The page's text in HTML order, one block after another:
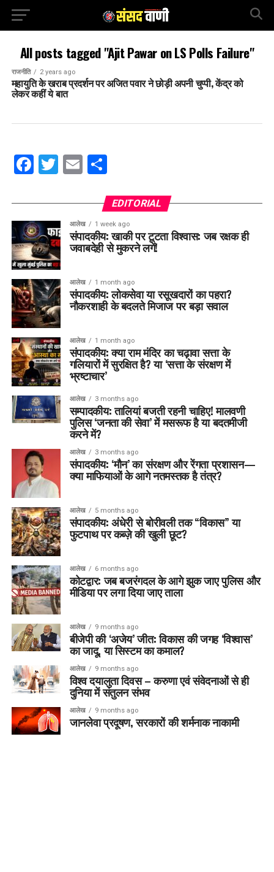
All posts tagged "Ajit Pawar on LS Polls Failure"
राजनीति 2 years ago
महायुति के खराब प्रदर्शन पर अजित पवार ने छोड़ी अपनी चुप्पी, केंद्र को
लेकर कहीं ये बात
Facebook
Twitter
EmailShare
EDITORIAL
आलेख 1 week ago
संपादकीय: खाकी पर टूटता विश्वास: जब रक्षक ही
जवाबदेही से मुकरने लगें!
आलेख 1 month ago
संपादकीय: लोकसेवा या रसूखदारों का पहरा?
नौकरशाही के बदलते मिजाज पर बड़ा सवाल
आलेख 1 month ago
संपादकीय: क्या राम मंदिर का चढ़ावा सत्ता के
गलियारों में सुरक्षित है? या ‘सत्ता के संरक्षण में
भ्रष्टाचार’
आलेख 3 months ago
सम्पादकीय: तालियां बजती रहनी चाहिए! मालवणी
पुलिस ‘जनता की सेवा’ में मसरूफ है या बदतमीजी
करने में?
आलेख 3 months ago
संपादकीय: ‘मौन’ का संरक्षण और रेंगता प्रशासन—
क्या माफियाओं के आगे नतमस्तक है तंत्र?
आलेख 5 months ago
संपादकीय: अंधेरी से बोरीवली तक “विकास” या
फुटपाथ पर कब्ज़े की खुली छूट?
आलेख 6 months ago
कोटद्वार: जब बजरंगदल के आगे झुक जाए पुलिस और
मीडिया पर लगा दिया जाए ताला
आलेख 9 months ago
बीजेपी की ‘अजेय’ जीत: विकास की जगह ‘विश्वास’
का जादू, या सिस्टम का कमाल?
आलेख 9 months ago
विश्व दयालुता दिवस – करुणा एवं संवेदनाओं से ही
दुनिया में संतुलन संभव
आलेख 9 months ago
जानलेवा प्रदूषण, सरकारों की शर्मनाक नाकामी